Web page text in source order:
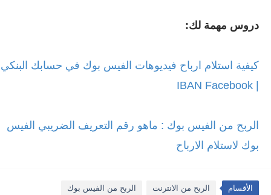
دروس مهمة لك:
كيفية استلام ارباح فيديوهات الفيس بوك في حسابك البنكي
| IBAN Facebook
الربح من الفيس بوك : ماهو رقم التعريف الضريبي الفيس
بوك لاستلام الارباح
الأقسام الربح من الانترنت الربح من الفيس بوك